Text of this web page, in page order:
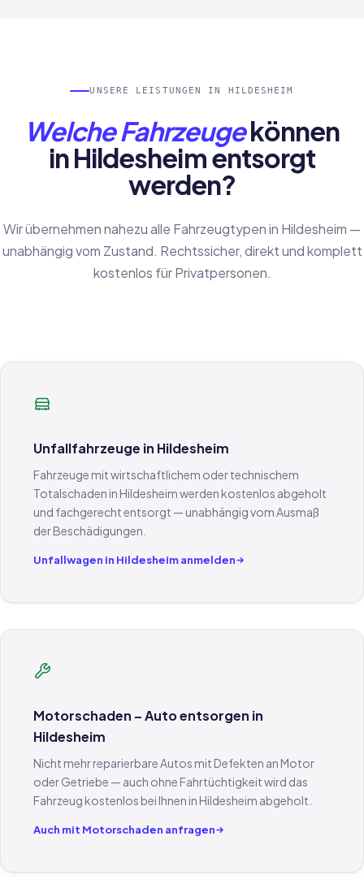
UNSERE LEISTUNGEN IN HILDESHEIM
Welche Fahrzeugekönnen
in Hildesheim entsorgt
werden?
Wir übernehmen nahezu alle Fahrzeugtypen in Hildesheim —
unabhängig vom Zustand. Rechtssicher, direkt und komplett
kostenlos für Privatpersonen.
Unfallfahrzeuge in Hildesheim
Fahrzeuge mit wirtschaftlichem oder technischem
Totalschaden in Hildesheim werden kostenlos abgeholt
und fachgerecht entsorgt — unabhängig vom Ausmaß
der Beschädigungen.
Unfallwagen in Hildesheim anmelden
Motorschaden – Auto entsorgen in
Hildesheim
Nicht mehr reparierbare Autos mit Defekten an Motor
oder Getriebe — auch ohne Fahrtüchtigkeit wird das
Fahrzeug kostenlos bei Ihnen in Hildesheim abgeholt.
Auch mit Motorschaden anfragen